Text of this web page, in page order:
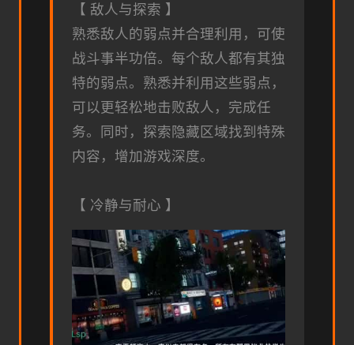
【 敌人与探索 】
熟悉敌人的弱点并合理利用，可使
战斗事半功倍。每个敌人都有其独
特的弱点。熟悉并利用这些弱点，
可以更轻松地击败敌人，完成任
务。同时，探索隐藏区域找到特殊
内容，增加游戏深度。
【 冷静与耐心 】